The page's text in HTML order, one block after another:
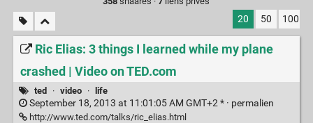
20 50 100
Ric Elias: 3 things I learned while my plane
crashed | Video on TED.com
ted · video · life
September 18, 2013 at 11:01:05 AM GMT+2 * · permalien
http://www.ted.com/talks/ric_elias.html